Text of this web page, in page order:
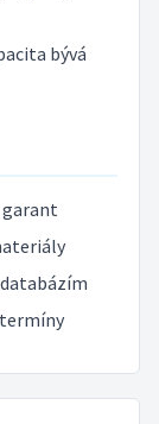
bývá